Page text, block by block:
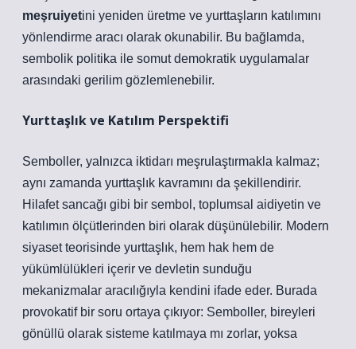
meşruiyetini yeniden üretme ve yurttaşların katılımını
yönlendirme aracı olarak okunabilir. Bu bağlamda,
sembolik politika ile somut demokratik uygulamalar
arasındaki gerilim gözlemlenebilir.
Yurttaşlık ve Katılım Perspektifi
Semboller, yalnızca iktidarı meşrulaştırmakla kalmaz;
aynı zamanda yurttaşlık kavramını da şekillendirir.
Hilafet sancağı gibi bir sembol, toplumsal aidiyetin ve
katılımın ölçütlerinden biri olarak düşünülebilir. Modern
siyaset teorisinde yurttaşlık, hem hak hem de
yükümlülükleri içerir ve devletin sunduğu
mekanizmalar aracılığıyla kendini ifade eder. Burada
provokatif bir soru ortaya çıkıyor: Semboller, bireyleri
gönüllü olarak sisteme katılmaya mı zorlar, yoksa